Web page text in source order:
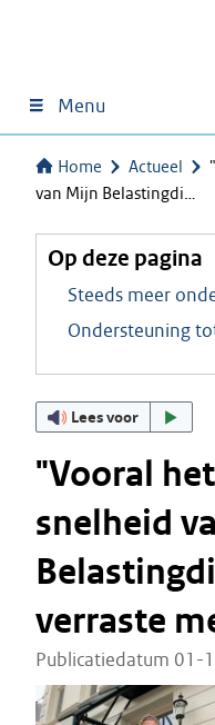
Menu
Home Actueel
van Mijn Belastingdi…
Op deze pagina
Steeds meer
Ondersteuning
Lees voor
"Vooral
snelheid
verraste
Publicatiedatum 01-